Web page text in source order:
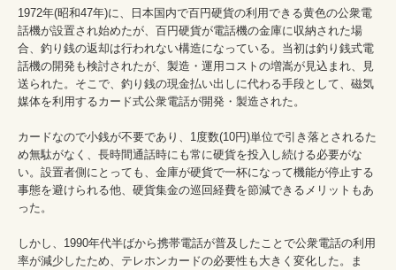
1972年(昭和47年)に、日本国内で百円硬貨の利用できる黄色の公衆電
話機が設置され始めたが、百円硬貨が電話機の金庫に収納された場
合、釣り銭の返却は行われない構造になっている。当初は釣り銭式電
話機の開発も検討されたが、製造・運用コストの増嵩が見込まれ、見
送られた。そこで、釣り銭の現金払い出しに代わる手段として、磁気
媒体を利用するカード式公衆電話が開発・製造された。
カードなので小銭が不要であり、1度数(10円)単位で引き落とされるた
め無駄がなく、長時間通話時にも常に硬貨を投入し続ける必要がな
い。設置者側にとっても、金庫が硬貨で一杯になって機能が停止する
事態を避けられる他、硬貨集金の巡回経費を節減できるメリットもあ
った。
しかし、1990年代半ばから携帯電話が普及したことで公衆電話の利用
率が減少したため、テレホンカードの必要性も大きく変化した。ま